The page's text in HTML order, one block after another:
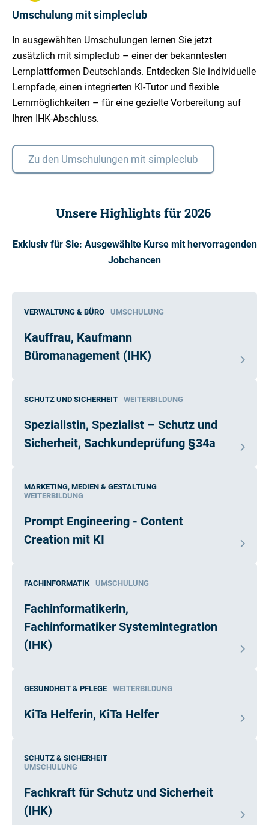
Umschulung mit simpleclub
In ausgewählten Umschulungen lernen Sie jetzt
zusätzlich mit simpleclub – einer der bekanntesten
Lernplattformen Deutschlands. Entdecken Sie individuelle
Lernpfade, einen integrierten KI-Tutor und flexible
Lernmöglichkeiten – für eine gezielte Vorbereitung auf
Ihren IHK-Abschluss.
Zu den Umschulungen mit simpleclub
Unsere Highlights für 2026
Exklusiv für Sie: Ausgewählte Kurse mit hervorragenden
Jobchancen
VERWALTUNG & BÜRO UMSCHULUNG
Kauffrau, Kaufmann
Büromanagement (IHK)
SCHUTZ UND SICHERHEIT WEITERBILDUNG
Spezialistin, Spezialist – Schutz und
Sicherheit, Sachkundeprüfung §34a
MARKETING, MEDIEN & GESTALTUNG
WEITERBILDUNG
Prompt Engineering - Content
Creation mit KI
FACHINFORMATIK UMSCHULUNG
Fachinformatikerin,
Fachinformatiker Systemintegration
(IHK)
GESUNDHEIT & PFLEGE WEITERBILDUNG
KiTa Helferin, KiTa Helfer
SCHUTZ & SICHERHEIT
UMSCHULUNG
Fachkraft für Schutz und Sicherheit
(IHK)